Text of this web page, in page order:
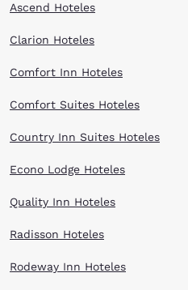
hotels listed above and book your
Ascend Hoteles
Clarion Hoteles
Comfort Inn Hoteles
Comfort Suites Hoteles
Country Inn Suites Hoteles
Econo Lodge Hoteles
Quality Inn Hoteles
Radisson Hoteles
Rodeway Inn Hoteles